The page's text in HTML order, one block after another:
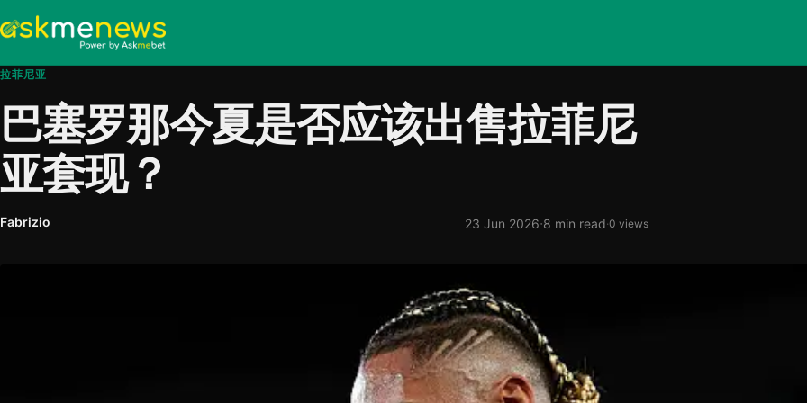
拉菲尼亚
巴塞罗那今夏是否应该出售拉菲尼
亚套现？
Fabrizio 23 Jun 2026·8 min read·0 views